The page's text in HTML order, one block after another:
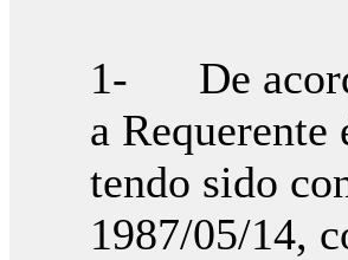
1- De
a
tendo sido
1987/05/14,